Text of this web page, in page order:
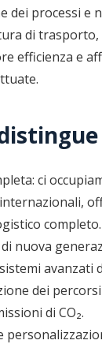
dei processi e
di trasporto,
efficienza e
ci
completo.
nuova
avanzati
dei
di CO₂.